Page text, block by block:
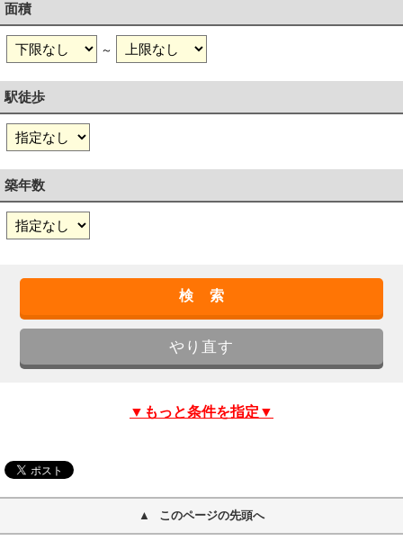
面積
～
駅徒歩
築年数
▼もっと条件を指定▼
このページの先頭へ